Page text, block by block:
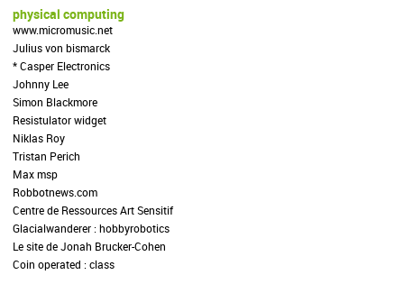
physical computing
www.micromusic.net
Julius von bismarck
* Casper Electronics
Johnny Lee
Simon Blackmore
Resistulator widget
Niklas Roy
Tristan Perich
Max msp
Robbotnews.com
Centre de Ressources Art Sensitif
Glacialwanderer : hobbyrobotics
Le site de Jonah Brucker-Cohen
Coin operated : class